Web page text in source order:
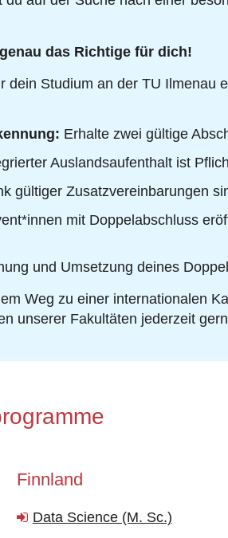
das Richtige für dich!
Studium an der TU Ilmenau
Erhalte zwei gültige
Auslandsaufenthalt ist
gültiger Zusatzvereinbarungen
mit Doppelabschluss
und Umsetzung deines
Weg zu einer internationalen
unserer Fakultäten jederzeit
Finnland
Data Science (M. Sc.)